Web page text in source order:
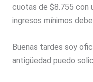
cuotas de $8.755 con
ingresos mínimos
Buenas tardes soy
antigüedad puedo